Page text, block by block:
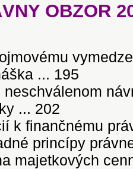
OBZOR
... 195
... 202
k finančnému
princípy
majetkových